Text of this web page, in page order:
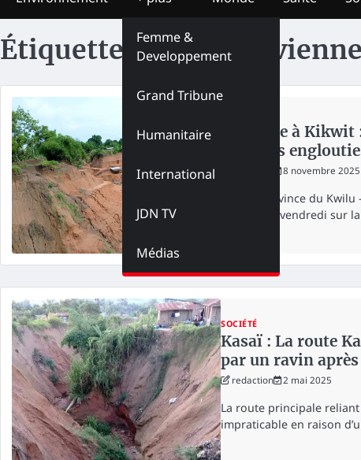
Femme &
Developpement
Grand Tribune
Humanitaire
International
JDN TV
Médias
Étiquette :Pluie diluvienne
Tragédie à
maisons
8 novembre 2025
Kikwit, province du
abattue ce vendredi sur
SOCIÉTÉ
Kasaï : La route
par un ravin
redaction 2 mai 2025
La route principale
impraticable en raison